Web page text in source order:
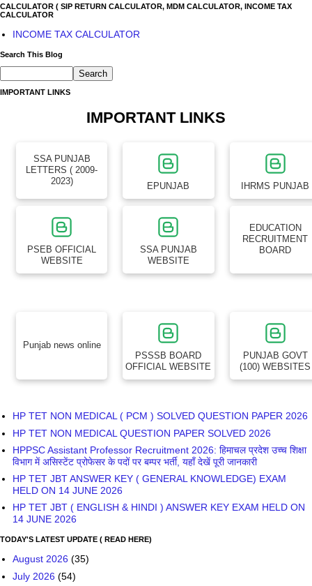
CALCULATOR ( SIP RETURN CALCULATOR, MDM CALCULATOR, INCOME TAX
CALCULATOR
INCOME TAX CALCULATOR
Search This Blog
IMPORTANT LINKS
IMPORTANT LINKS
SSA PUNJAB
LETTERS ( 2009-
2023)
EPUNJAB IHRMS PUNJAB
PSEB OFFICIAL
WEBSITE
SSA PUNJAB
WEBSITE
EDUCATION
RECRUITMENT
BOARD
Punjab news online
PSSSB BOARD
OFFICIAL WEBSITE
PUNJAB GOVT
(100) WEBSITES
HP TET NON MEDICAL ( PCM ) SOLVED QUESTION PAPER 2026
HP TET NON MEDICAL QUESTION PAPER SOLVED 2026
HPPSC Assistant Professor Recruitment 2026: हिमाचल प्रदेश उच्च शिक्षा
विभाग में असिस्टेंट प्रोफेसर के पदों पर बम्पर भर्ती, यहाँ देखें पूरी जानकारी
HP TET JBT ANSWER KEY ( GENERAL KNOWLEDGE) EXAM
HELD ON 14 JUNE 2026
HP TET JBT ( ENGLISH & HINDI ) ANSWER KEY EXAM HELD ON
14 JUNE 2026
TODAY'S LATEST UPDATE ( READ HERE)
August 2026 (35)
July 2026 (54)